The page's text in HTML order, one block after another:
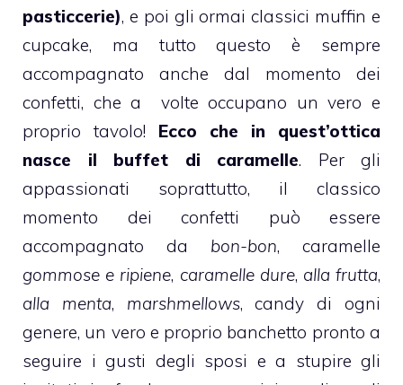
pasticcerie), e poi gli ormai classici muffin e
cupcake, ma tutto questo è sempre
accompagnato anche dal momento dei
confetti, che a volte occupano un vero e
proprio tavolo! Ecco che in quest’ottica
nasce il buffet di caramelle. Per gli
appassionati soprattutto, il classico
momento dei confetti può essere
accompagnato da bon-bon, caramelle
gommose e ripiene, caramelle dure, alla frutta,
alla menta, marshmellows,candy di ogni
genere, un vero e proprio banchetto pronto a
seguire i gusti degli sposi e a stupire gli